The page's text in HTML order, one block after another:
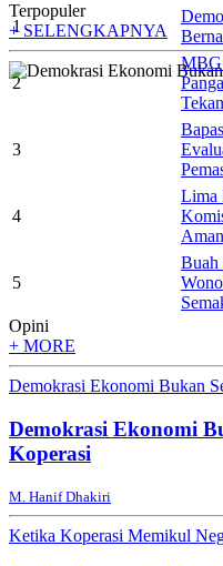
Terpopuler
+ SELENGKAPNYA
1
2
MBG
3
4
Lima
5
Opini
+ MORE
Demokrasi Ekonomi Bukan
Demokrasi Ekonomi
Koperasi
M. Hanif Dhakiri
Ketika Koperasi Memikul